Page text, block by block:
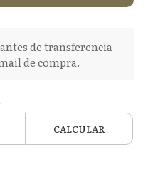
de transferencia
de compra.
CALCULAR